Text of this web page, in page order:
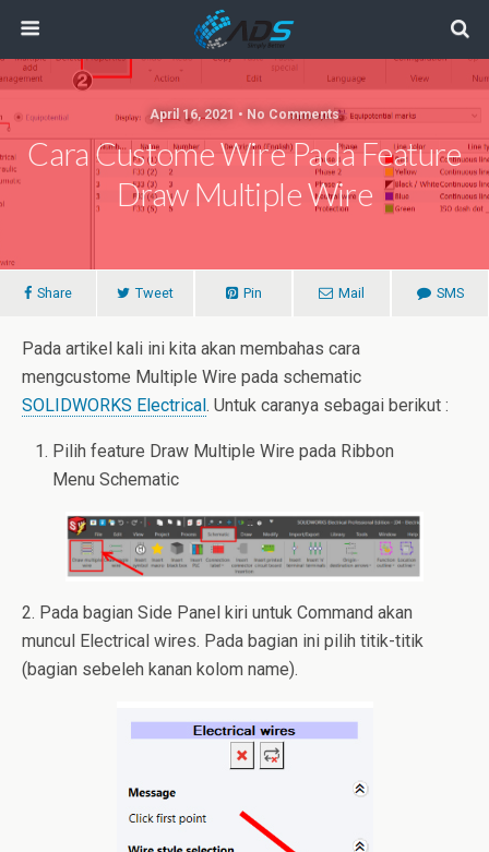
April 16, 2021 • No Comments
Cara Custome Wire Pada Feature
Draw Multiple Wire
Share Tweet Pin Mail SMS
Pada artikel kali ini kita akan membahas cara
mengcustome Multiple Wire pada schematic
SOLIDWORKS Electrical. Untuk caranya sebagai berikut :
Pilih feature Draw Multiple Wire pada Ribbon
Menu Schematic
2. Pada bagian Side Panel kiri untuk Command akan
muncul Electrical wires. Pada bagian ini pilih titik-titik
(bagian sebeleh kanan kolom name).